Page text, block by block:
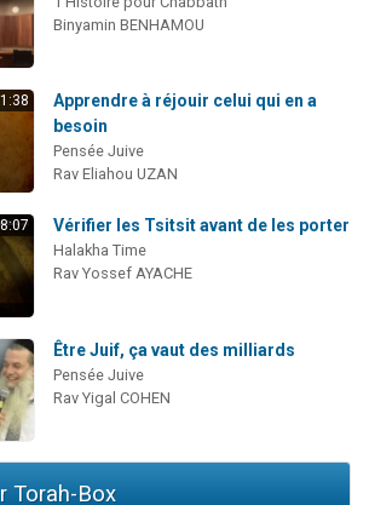
Binyamin BENHAMOU
Apprendre à réjouir celui qui en a
besoin
Pensée Juive
Rav Eliahou UZAN
8:07 Vérifier les Tsitsit avant de les porter
Halakha Time
Rav Yossef AYACHE
Être Juif, ça vaut des milliards
Pensée Juive
Rav Yigal COHEN
Torah-Box